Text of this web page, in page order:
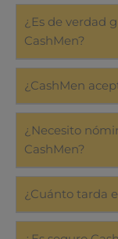
¿Es de verdad
CashMen?
¿CashMen
¿Necesito
CashMen?
¿Cuánto tarda